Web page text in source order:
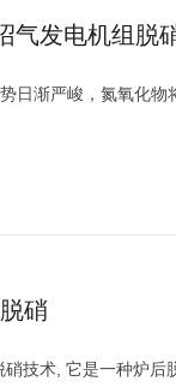
气发电机组脱
日渐严峻，氮氧化物
硝
技术, 它是一种炉后